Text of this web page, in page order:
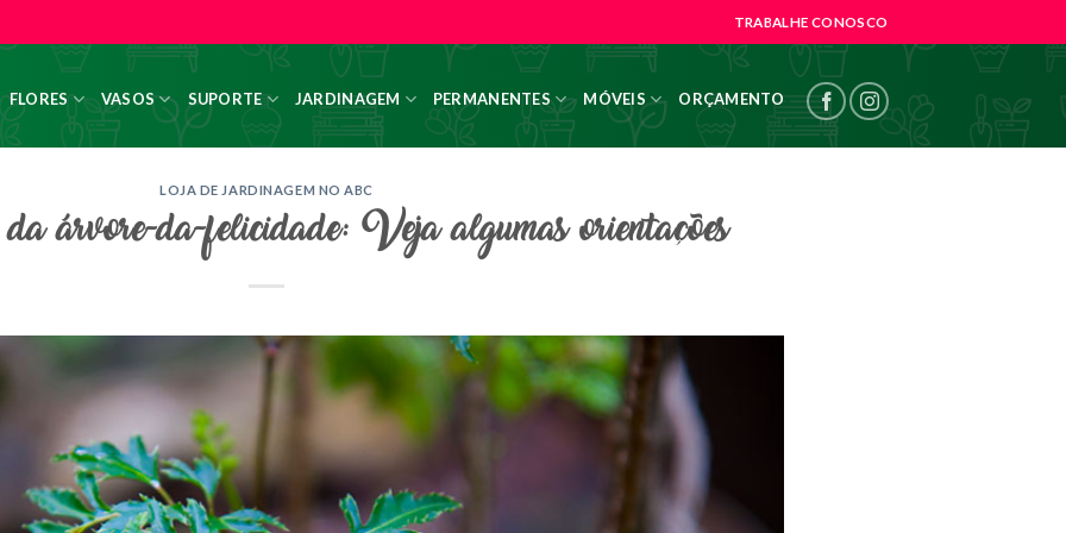
TRABALHE CONOSCO
FLORES VASOS SUPORTE JARDINAGEM PERMANENTES MÓVEIS ORÇAMENTO
LOJA DE JARDINAGEM NO ABC
árvore-da-felicidade: Veja algumas orientações